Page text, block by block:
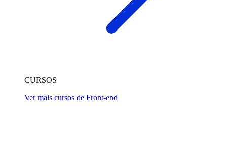
CURSOS
Ver mais cursos de Front-end